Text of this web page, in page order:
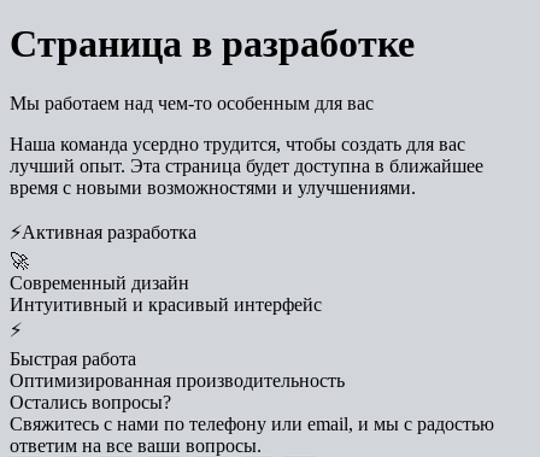
Страница в разработке
Мы работаем над чем-то особенным для вас
Наша команда усердно трудится, чтобы создать для вас
лучший опыт. Эта страница будет доступна в ближайшее
время с новыми возможностями и улучшениями.
⚡Активная разработка
🚀
Современный дизайн
Интуитивный и красивый интерфейс
⚡
Быстрая работа
Оптимизированная производительность
Остались вопросы?
Свяжитесь с нами по телефону или email, и мы с радостью
ответим на все ваши вопросы.